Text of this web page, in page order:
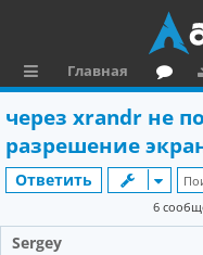
ы
л
и
Главная
м
через xrandr не
разрешение
Ответить
6
Sergey